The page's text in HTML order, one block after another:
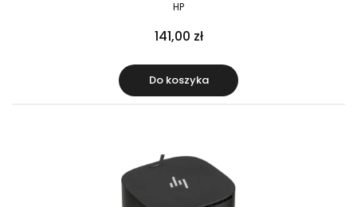
HP
141,00 zł
Do koszyka